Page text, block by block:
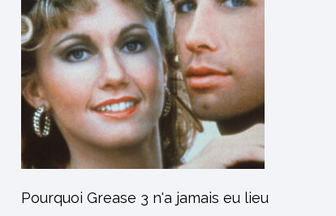
Pourquoi Grease 3 n'a jamais eu lieu